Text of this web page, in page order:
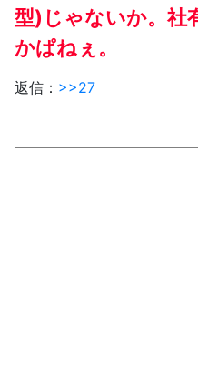
型)じゃないか。社
かぱねぇ。
返信： >>27